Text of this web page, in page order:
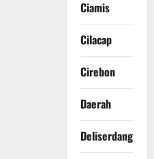
Ciamis
Cilacap
Cirebon
Daerah
Deliserdang